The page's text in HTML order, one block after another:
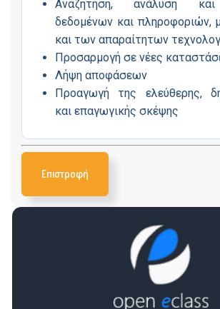
Αναζήτηση, ανάλυση
δεδομένων και πληροφοριών,
και των απαραίτητων
Προσαρμογή σε νέες
Λήψη αποφάσεων
Προαγωγή της ελεύθερης,
και επαγωγικής σκέψης
Επιστροφή